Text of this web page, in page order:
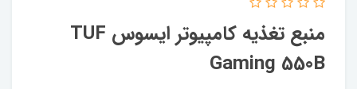
منبع تغذیه کامپیوتر ایسوس TUF
Gaming 550B